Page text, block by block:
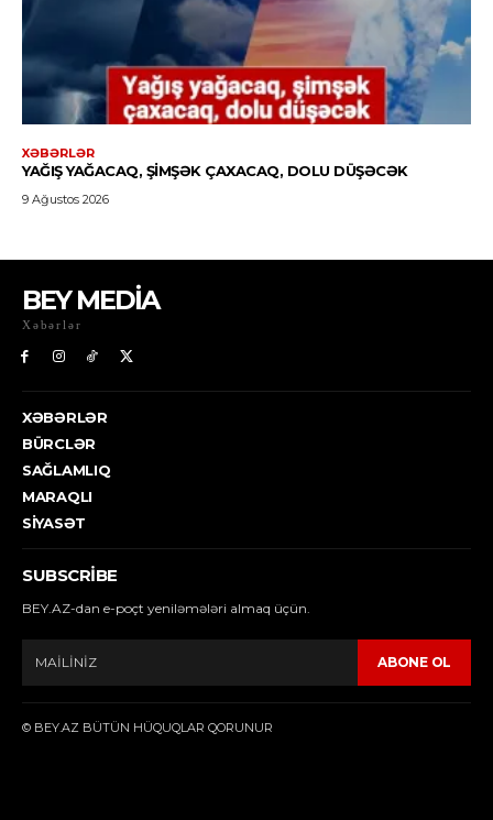
BEY MEDİA
Xəbərlər
XƏBƏRLƏR
BÜRCLƏR
SAĞLAMLIQ
MARAQLI
SIYASƏT
SUBSCRIBE
BEY.AZ-dan e-poçt yeniləmələri almaq üçün.
ABONE OL
© BEY.AZ BÜTÜN HÜQUQLAR QORUNUR